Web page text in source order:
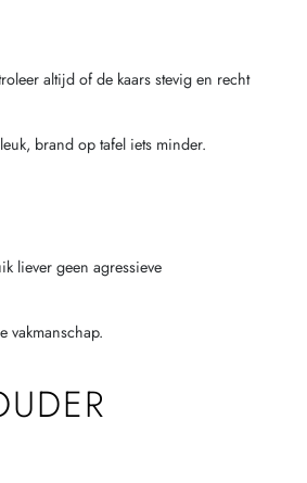
altijd of de kaars stevig en recht
brand op tafel iets minder.
liever geen agressieve
vakmanschap.